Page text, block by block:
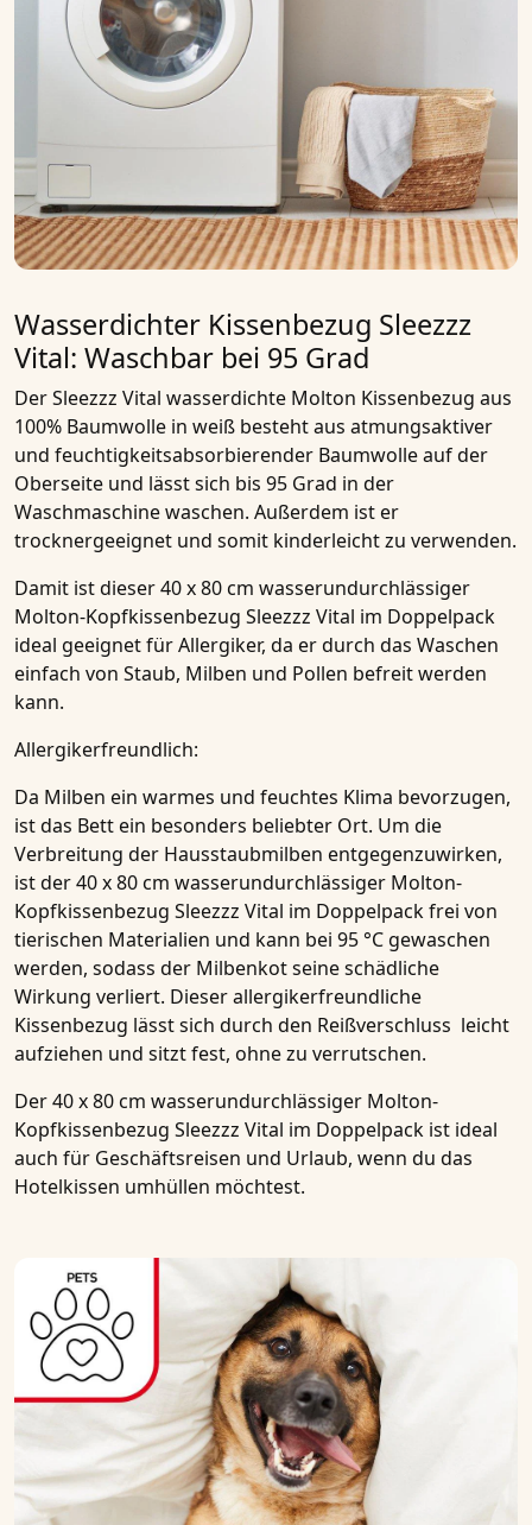
Wasserdichter Kissenbezug Sleezzz
Vital: Waschbar bei 95 Grad
DerSleezzz Vital wasserdichte Molton Kissenbezug aus
100% Baumwolle in weiß besteht aus atmungsaktiver
und feuchtigkeitsabsorbierender Baumwolle auf der
Oberseite und lässt sich bis 95 Grad in der
Waschmaschine waschen. Außerdem ist er
trocknergeeignet und somit kinderleicht zu verwenden.
Damit ist dieser40 x 80 cm wasserundurchlässiger
Molton-Kopfkissenbezug Sleezzz Vital im Doppelpack
ideal geeignet für Allergiker, da er durch das Waschen
einfach von Staub, Milben und Pollen befreit werden
kann.
Allergikerfreundlich:
Da Milben ein warmes und feuchtes Klima bevorzugen,
ist das Bett ein besonders beliebter Ort. Um die
Verbreitung der Hausstaubmilben entgegenzuwirken,
ist der40 x 80 cm wasserundurchlässiger Molton-
Kopfkissenbezug Sleezzz Vital im Doppelpackfrei von
tierischen Materialien und kann bei 95 °C gewaschen
werden, sodass der Milbenkot seine schädliche
Wirkung verliert. Dieser allergikerfreundliche
Kissenbezug lässt sich durch den Reißverschluss leicht
aufziehen und sitzt fest, ohne zu verrutschen.
Der40 x 80 cm wasserundurchlässiger Molton-
Kopfkissenbezug Sleezzz Vital im Doppelpack ist ideal
auch für Geschäftsreisen und Urlaub, wenn du das
Hotelkissen umhüllen möchtest.